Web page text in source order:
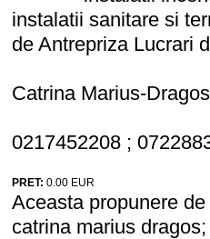
instalatii sanitare si
de Antrepriza Lucrari
Catrina Marius-Dragos
0217452208 ;
PRET: 0.00 EUR
Aceasta propunere
catrina marius dragos;